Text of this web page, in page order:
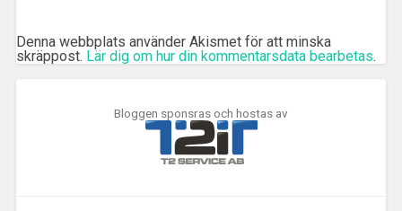
Denna webbplats använder Akismet för att minska
skräppost. Lär dig om hur din kommentarsdata bearbetas.
Bloggen sponsras och hostas av